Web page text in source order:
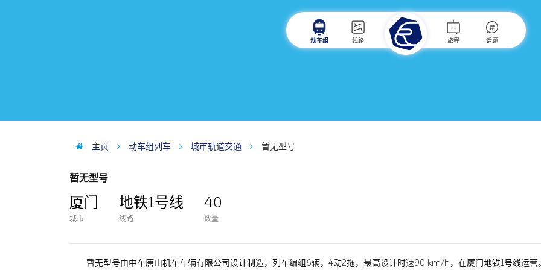
动车组 线路 旅程 话题
主页 动车组列车 城市轨道交通 暂无型号
暂无型号
厦门
城市
地铁1号线
线路
40
数量
暂无型号由中车唐山机车车辆有限公司设计制造，列车编组6辆，4动2拖，最高设计时速90 km/h，在厦门地铁1号线运营